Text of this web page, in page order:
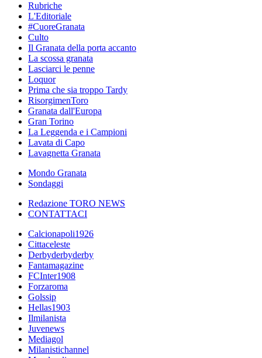
Rubriche
L'Editoriale
#CuoreGranata
Culto
Il Granata della porta accanto
La scossa granata
Lasciarci le penne
Loquor
Prima che sia troppo Tardy
RisorgimenToro
Granata dall'Europa
Gran Torino
La Leggenda e i Campioni
Lavata di Capo
Lavagnetta Granata
Mondo Granata
Sondaggi
Redazione TORO NEWS
CONTATTACI
Calcionapoli1926
Cittaceleste
Derbyderbyderby
Fantamagazine
FCInter1908
Forzaroma
Golssip
Hellas1903
Ilmilanista
Juvenews
Mediagol
Milanistichannel